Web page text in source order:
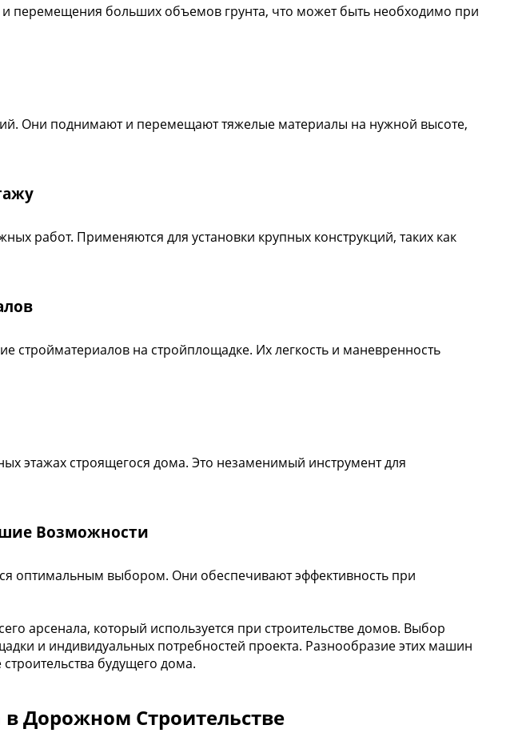
перемещения больших объемов грунта, что может быть необходимо при
Они поднимают и перемещают тяжелые материалы на нужной высоте,
работ. Применяются для установки крупных конструкций, таких как
стройматериалов на стройплощадке. Их легкость и маневренность
этажах строящегося дома. Это незаменимый инструмент для
Возможности
оптимальным выбором. Они обеспечивают эффективность при
арсенала, который используется при строительстве домов. Выбор
и индивидуальных потребностей проекта. Разнообразие этих машин
будущего дома.
в Дорожном Строительстве